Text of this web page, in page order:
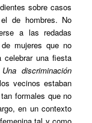
sobre casos
de hombres. No
a las redadas
mujeres que no
celebrar una fiesta
Una discriminación
vecinos estaban
formales que no
en un contexto
tal y como